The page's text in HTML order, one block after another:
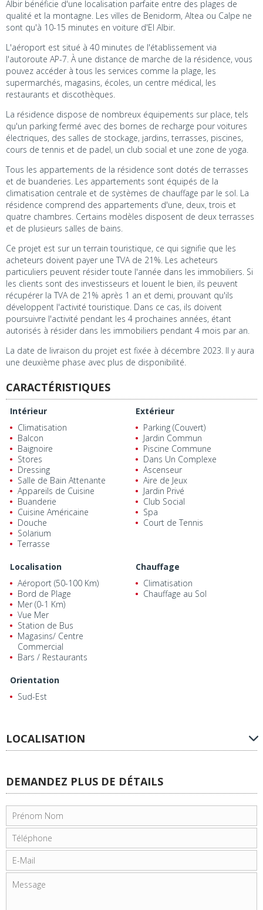
Albir bénéficie d'une localisation parfaite entre des plages de
qualité et la montagne. Les villes de Benidorm, Altea ou Calpe ne
sont qu'à 10-15 minutes en voiture d'El Albir.
L'aéroport est situé à 40 minutes de l'établissement via
l'autoroute AP-7. À une distance de marche de la résidence, vous
pouvez accéder à tous les services comme la plage, les
supermarchés, magasins, écoles, un centre médical, les
restaurants et discothèques.
La résidence dispose de nombreux équipements sur place, tels
qu'un parking fermé avec des bornes de recharge pour voitures
électriques, des salles de stockage, jardins, terrasses, piscines,
cours de tennis et de padel, un club social et une zone de yoga.
Tous les appartements de la résidence sont dotés de terrasses
et de buanderies. Les appartements sont équipés de la
climatisation centrale et de systèmes de chauffage par le sol. La
résidence comprend des appartements d'une, deux, trois et
quatre chambres. Certains modèles disposent de deux terrasses
et de plusieurs salles de bains.
Ce projet est sur un terrain touristique, ce qui signifie que les
acheteurs doivent payer une TVA de 21%. Les acheteurs
particuliers peuvent résider toute l'année dans les immobiliers. Si
les clients sont des investisseurs et louent le bien, ils peuvent
récupérer la TVA de 21% après 1 an et demi, prouvant qu'ils
développent l'activité touristique. Dans ce cas, ils doivent
poursuivre l'activité pendant les 4 prochaines années, étant
autorisés à résider dans les immobiliers pendant 4 mois par an.
La date de livraison du projet est fixée à décembre 2023. Il y aura
une deuxième phase avec plus de disponibilité.
CARACTÉRISTIQUES
Intérieur
Climatisation
Balcon
Baignoire
Stores
Dressing
Salle de Bain Attenante
Appareils de Cuisine
Buanderie
Cuisine Américaine
Douche
Solarium
Terrasse
Extérieur
Parking (Couvert)
Jardin Commun
Piscine Commune
Dans Un Complexe
Ascenseur
Aire de Jeux
Jardin Privé
Club Social
Spa
Court de Tennis
Localisation
Aéroport (50-100 Km)
Bord de Plage
Mer (0-1 Km)
Vue Mer
Station de Bus
Magasins/ Centre
Commercial
Bars / Restaurants
Chauffage
Climatisation
Chauffage au Sol
Orientation
Sud-Est
LOCALISATION
DEMANDEZ PLUS DE DÉTAILS